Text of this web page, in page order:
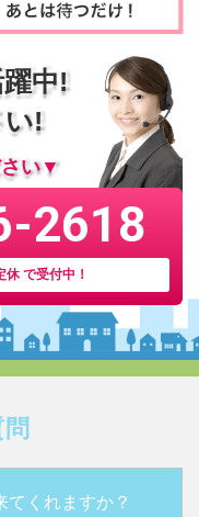
中!
い!
さい▼
2618
で受付中！
てくれますか？